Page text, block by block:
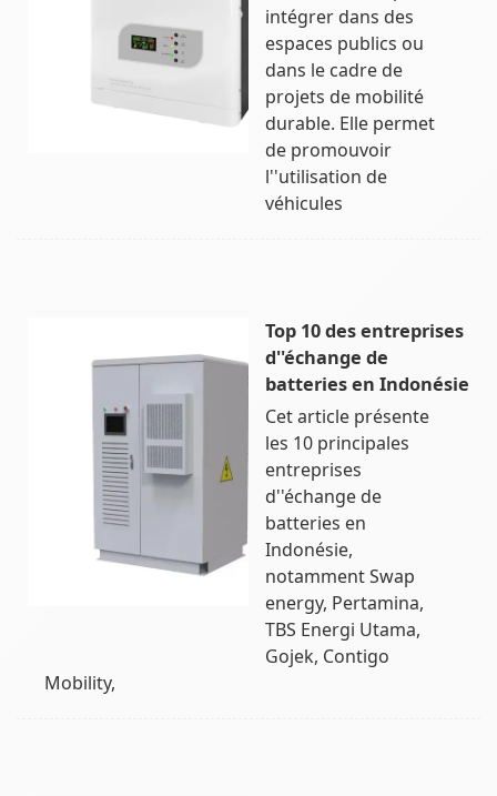
intégrer dans des
espaces publics ou
dans le cadre de
projets de mobilité
durable. Elle permet
de promouvoir
l''utilisation de
véhicules
Top 10 des entreprises
d''échange de
batteries en Indonésie
Cet article présente
les 10 principales
entreprises
d''échange de
batteries en
Indonésie,
notamment Swap
energy, Pertamina,
TBS Energi Utama,
Gojek, Contigo
Mobility,